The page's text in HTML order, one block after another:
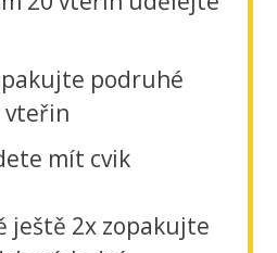
podruhé
vteřin
mít cvik
ještě 2x zopakujte